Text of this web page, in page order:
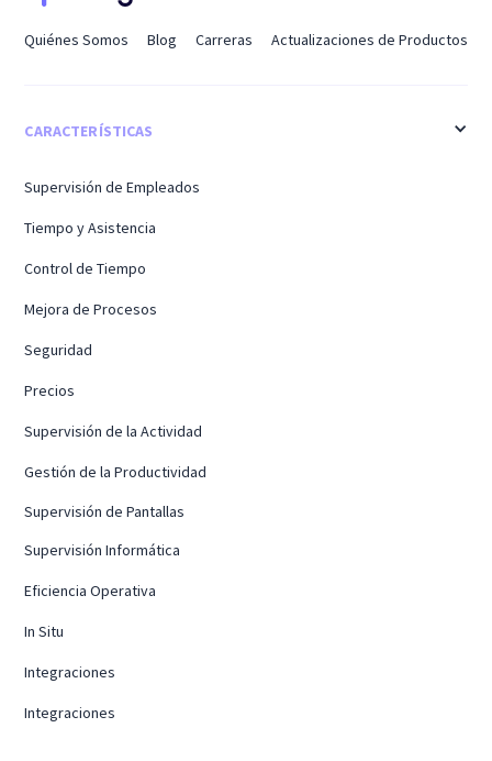
Quiénes Somos Blog Carreras Actualizaciones de Productos
CARACTERÍSTICAS
Supervisión de Empleados
Tiempo y Asistencia
Control de Tiempo
Mejora de Procesos
Seguridad
Precios
Supervisión de la Actividad
Gestión de la Productividad
Supervisión de Pantallas
Supervisión Informática
Eficiencia Operativa
In Situ
Integraciones
Integraciones